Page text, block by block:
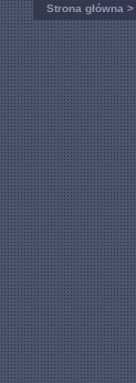
Strona główna >